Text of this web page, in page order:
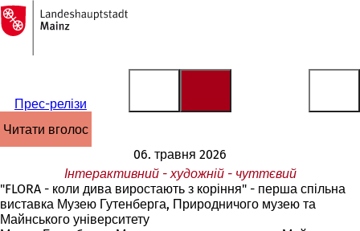
Перейти до змісту
На
головну
сторінку
Прес-релізи
читати вголос
06. травня 2026
Інтерактивний - художній - чуттєвий
"FLORA - коли дива виростають з коріння" - перша спільна
виставка Музею Гутенберга, Природничого музею та
Майнського університету